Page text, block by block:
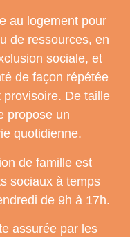
au logement pour
de ressources, en
sociale, et
de façon répétée
provisoire. De taille
propose un
quotidienne.
de famille est
sociaux à temps
de 9h à 17h.
assurée par les